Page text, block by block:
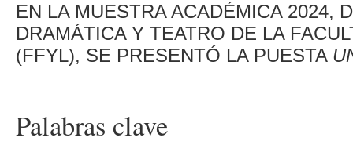
EN LA MUESTRA ACADÉMICA 2024,
DRAMÁTICA Y TEATRO DE LA
(FFYL), SE PRESENTÓ LA PUESTA
Palabras clave